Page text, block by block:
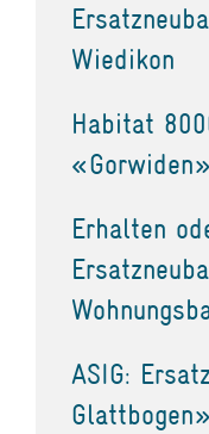
Wiedikon
Habitat
Erhalten
ASIG: